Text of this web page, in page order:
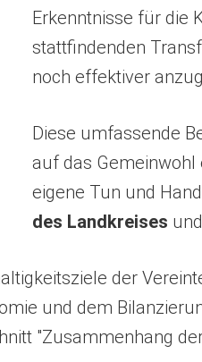
Erkenntnisse für die
stattfindenden
noch effektiver
Diese umfassende
auf das
eigene Tun und
des Landkreises
der
und dem
"Zusammenhang